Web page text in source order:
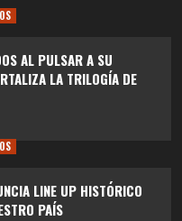
AL PULSAR A SU
LA TRILOGÍA DE
LINE UP HISTÓRICO
PAÍS